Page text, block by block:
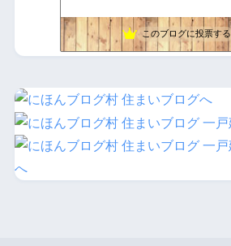
179位 きょこりんの癒し生活
180位 我が家に我が家が出来るのかぁ
このブログに投票する